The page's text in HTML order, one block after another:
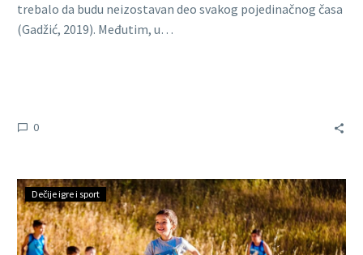
trebalo da budu neizostavan deo svakog pojedinačnog časa
(Gadžić, 2019). Međutim, u…
0
Dečije igre i sport